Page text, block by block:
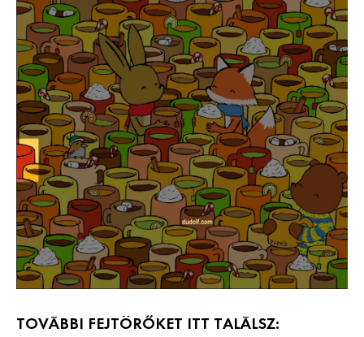
TOVÁBBI FEJTÖRŐKET ITT TALÁLSZ: